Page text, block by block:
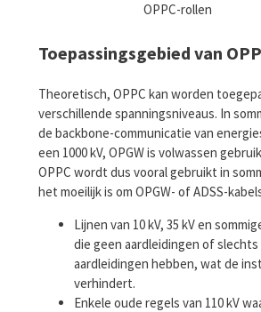
OPPC-rollen
Toepassingsgebied van
Theoretisch, OPPC kan worden
verschillende spanningsniveaus. In
de backbone-communicatie van
een 1000 kV, OPGW is volwassen
OPPC wordt dus vooral gebruikt in
het moeilijk is om OPGW- of ADSS-
Lijnen van 10 kV, 35 kV en
die geen aardleidingen of
aardleidingen hebben, wat de
verhindert.
Enkele oude regels van 110 kV